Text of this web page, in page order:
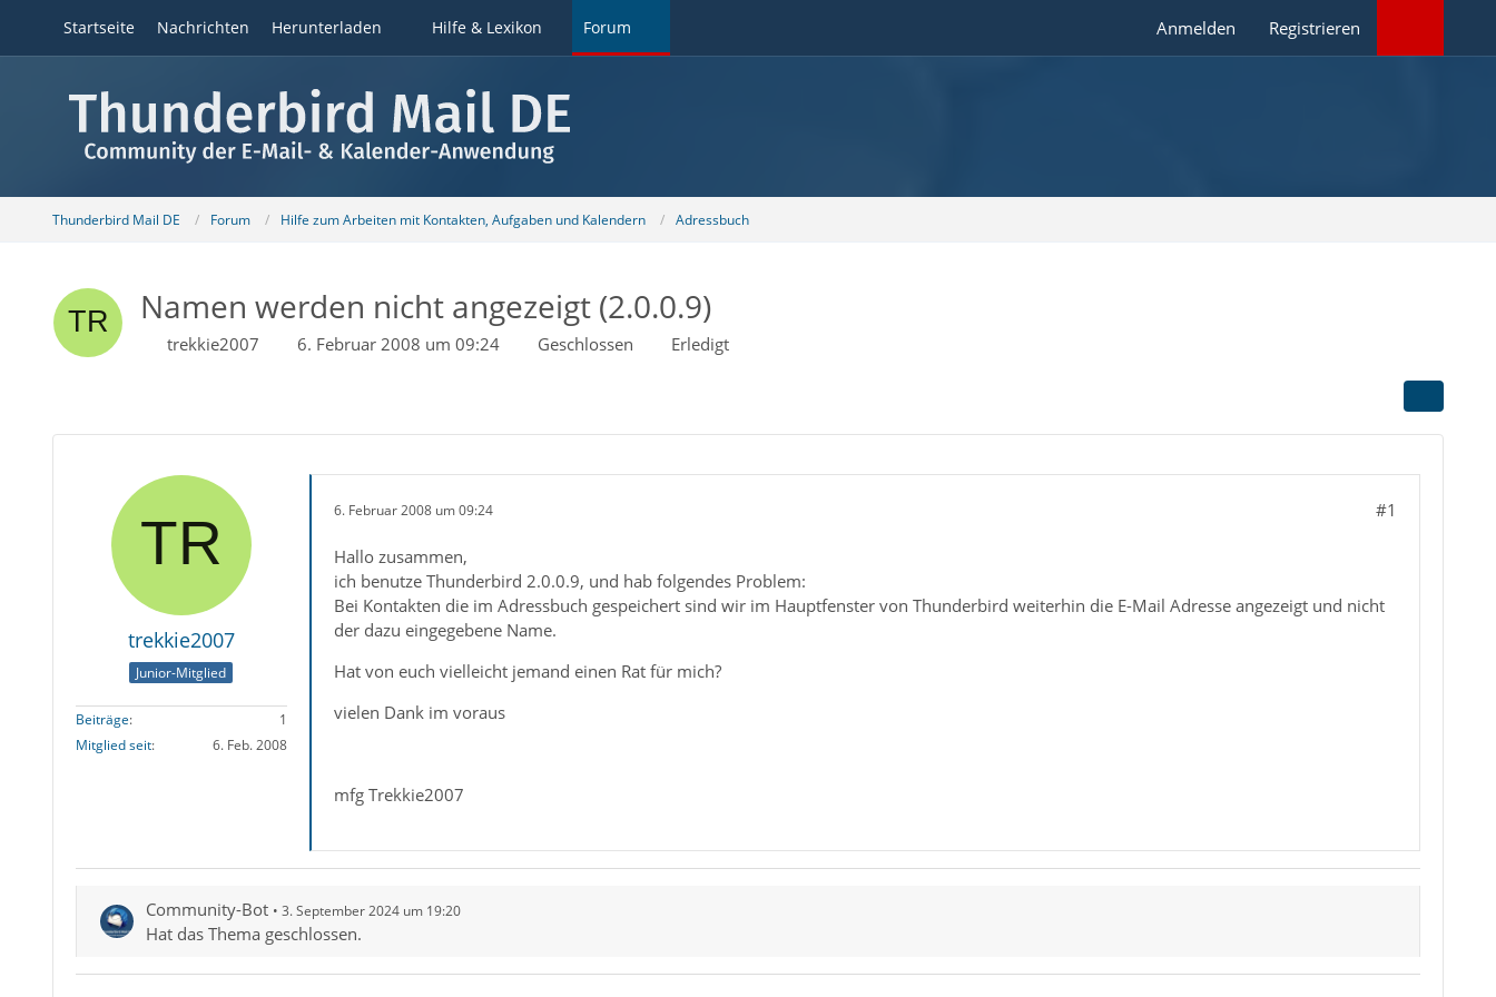
Startseite Nachrichten Herunterladen Hilfe & Lexikon Forum Anmelden Registrieren
Thunderbird Mail DE Forum Hilfe zum Arbeiten mit Kontakten, Aufgaben und Kalendern Adressbuch
Namen werden nicht angezeigt (2.0.0.9)
trekkie2007 6. Februar 2008 um 09:24 Geschlossen Erledigt
trekkie2007
Junior-Mitglied
Beiträge
1
Mitglied seit
6. Feb. 2008
6. Februar 2008 um 09:24 #1
Hallo zusammen,
ich benutze Thunderbird 2.0.0.9, und hab folgendes Problem:
Bei Kontakten die im Adressbuch gespeichert sind wir im Hauptfenster von Thunderbird weiterhin die E-Mail Adresse angezeigt und nicht
der dazu eingegebene Name.
Hat von euch vielleicht jemand einen Rat für mich?
vielen Dank im voraus
mfg Trekkie2007
Community-Bot 3. September 2024 um 19:20
Hat das Thema geschlossen.